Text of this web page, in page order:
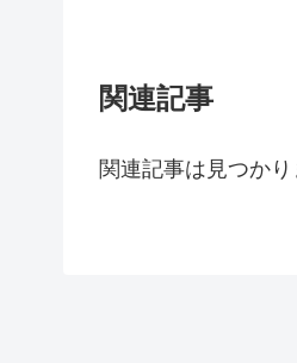
関連記事
関連記事は見つかり